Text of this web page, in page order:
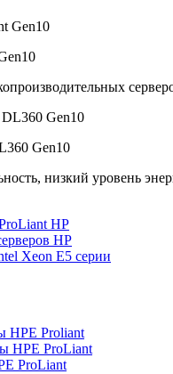
Gen10
низкий уровень
HP
HP
Xeon E5 серии
HPE Proliant
HPE ProLiant
ProLiant